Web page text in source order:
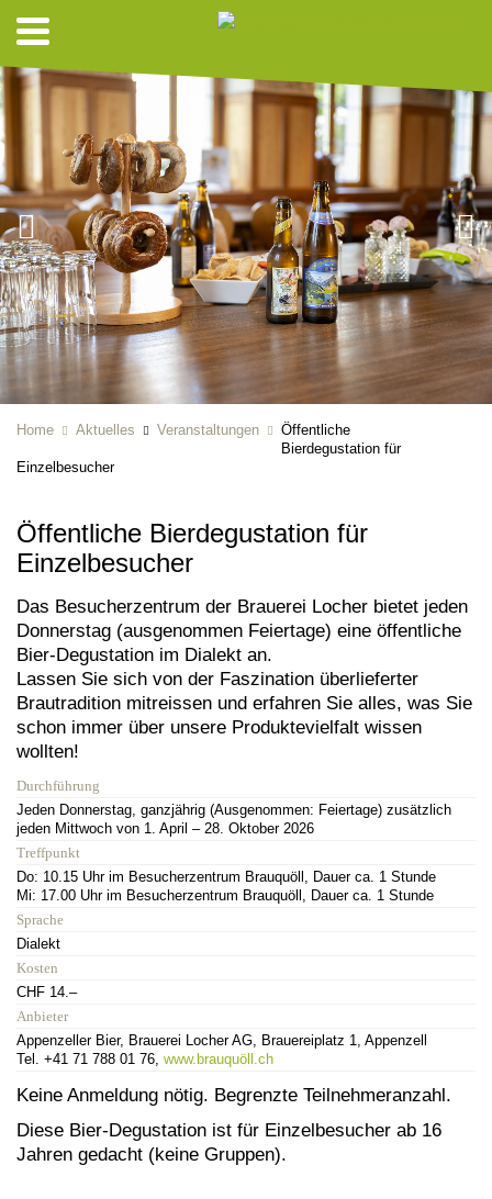
Home Aktuelles Veranstaltungen
Öffentliche
Bierdegustation für
Einzelbesucher
Öffentliche Bierdegustation für
Einzelbesucher
Das Besucherzentrum der Brauerei Locher bietet jeden
Donnerstag (ausgenommen Feiertage) eine öffentliche
Bier-Degustation im Dialekt an.
Lassen Sie sich von der Faszination überlieferter
Brautradition mitreissen und erfahren Sie alles, was Sie
schon immer über unsere Produktevielfalt wissen
wollten!
Durchführung
Jeden Donnerstag, ganzjährig (Ausgenommen: Feiertage) zusätzlich
jeden Mittwoch von 1. April – 28. Oktober 2026
Treffpunkt
Do: 10.15 Uhr im Besucherzentrum Brauquöll, Dauer ca. 1 Stunde
Mi: 17.00 Uhr im Besucherzentrum Brauquöll, Dauer ca. 1 Stunde
Sprache
Dialekt
Kosten
CHF 14.–
Anbieter
Appenzeller Bier, Brauerei Locher AG, Brauereiplatz 1, Appenzell
Tel. +41 71 788 01 76, www.brauquöll.ch
Keine Anmeldung nötig. Begrenzte Teilnehmeranzahl.
Diese Bier-Degustation ist für Einzelbesucher ab 16
Jahren gedacht (keine Gruppen).